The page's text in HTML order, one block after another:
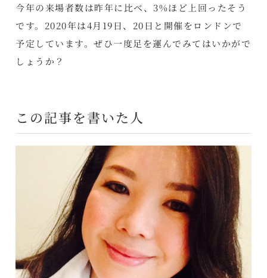
今年の来場者数は昨年に比べ、3%ほど上回ったそう
です。2020年は4月19日、20日と開催をロンドンで
予定しています。ぜひ一度足を運んでみてはいかがで
しょうか？
この記事を書いた人